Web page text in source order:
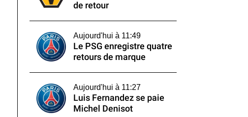
de retour
Aujourd'hui à 11:49
Le PSG enregistre quatre
retours de marque
Aujourd'hui à 11:27
Luis Fernandez se paie
Michel Denisot